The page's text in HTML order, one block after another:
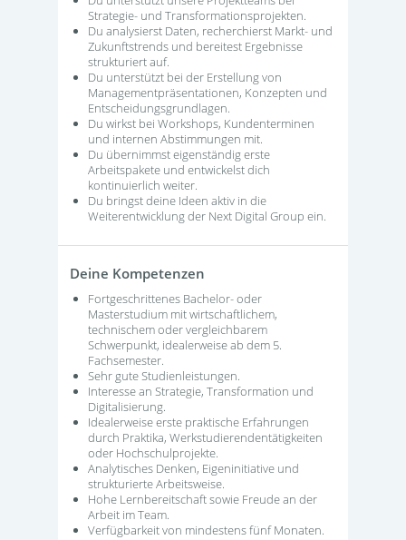
Strategie- und Transformationsprojekten.
Du analysierst Daten, recherchierst Markt- und
Zukunftstrends und bereitest Ergebnisse
strukturiert auf.
Du unterstützt bei der Erstellung von
Managementpräsentationen, Konzepten und
Entscheidungsgrundlagen.
Du wirkst bei Workshops, Kundenterminen
und internen Abstimmungen mit.
Du übernimmst eigenständig erste
Arbeitspakete und entwickelst dich
kontinuierlich weiter.
Du bringst deine Ideen aktiv in die
Weiterentwicklung der Next Digital Group ein.
Deine Kompetenzen
Fortgeschrittenes Bachelor- oder
Masterstudium mit wirtschaftlichem,
technischem oder vergleichbarem
Schwerpunkt, idealerweise ab dem 5.
Fachsemester.
Sehr gute Studienleistungen.
Interesse an Strategie, Transformation und
Digitalisierung.
Idealerweise erste praktische Erfahrungen
durch Praktika, Werkstudierendentätigkeiten
oder Hochschulprojekte.
Analytisches Denken, Eigeninitiative und
strukturierte Arbeitsweise.
Hohe Lernbereitschaft sowie Freude an der
Arbeit im Team.
Verfügbarkeit von mindestens fünf Monaten.